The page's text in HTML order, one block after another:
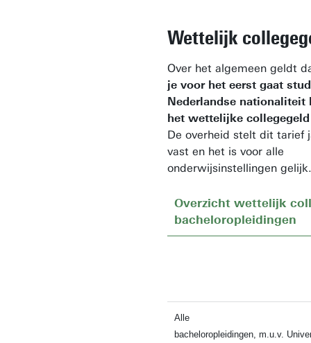
Wettelijk
Over het algemeen geldt
je voor het eerst gaat
Nederlandse nationaliteit
het wettelijke
De overheid stelt dit tarief
vast en het is voor alle
onderwijsinstellingen gelijk.
Overzicht wettelijk
bacheloropleidingen
Alle
bacheloropleidingen, m.u.v.